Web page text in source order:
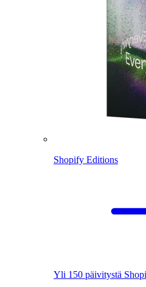
Shopify Editions
Yli 150 päivitystä